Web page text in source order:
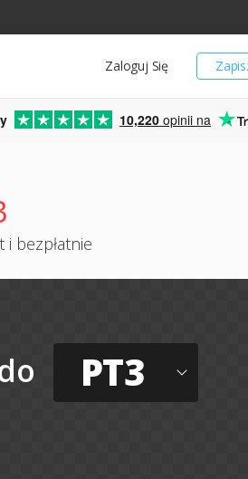
Zaloguj Się
10,220 opinii na
bezpłatnie
PT3